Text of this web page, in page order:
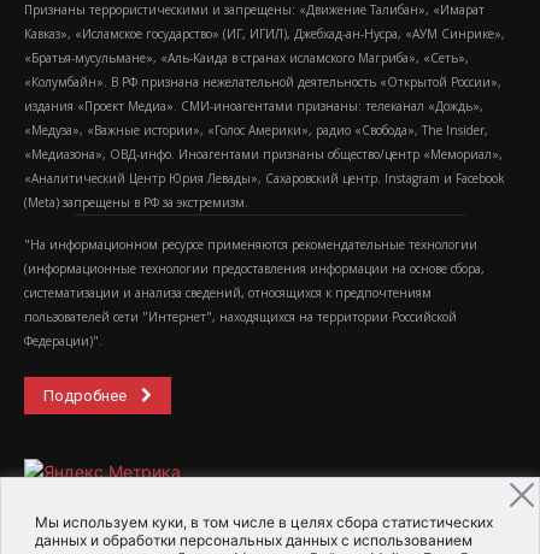
Мы используем куки, в том числе в целях сбора статистических
данных и обработки персональных данных с использованием
Признаны террористическими и запрещены: «Движение Талибан», «Имарат
Кавказ», «Исламское государство» (ИГ, ИГИЛ), Джебхад-ан-Нусра, «АУМ Синрике»,
«Братья-мусульмане», «Аль-Каида в странах исламского Магриба», «Сеть»,
«Колумбайн». В РФ признана нежелательной деятельность «Открытой России»,
издания «Проект Медиа». СМИ-иноагентами признаны: телеканал «Дождь»,
«Медуза», «Важные истории», «Голос Америки», радио «Свобода», The Insider,
«Медиазона», ОВД-инфо. Иноагентами признаны общество/центр «Мемориал»,
«Аналитический Центр Юрия Левады», Сахаровский центр. Instagram и Facebook
(Metа) запрещены в РФ за экстремизм.
"На информационном ресурсе применяются рекомендательные технологии
(информационные технологии предоставления информации на основе сбора,
систематизации и анализа сведений, относящихся к предпочтениям
пользователей сети "Интернет", находящихся на территории Российской
Федерации)".
Подробнее